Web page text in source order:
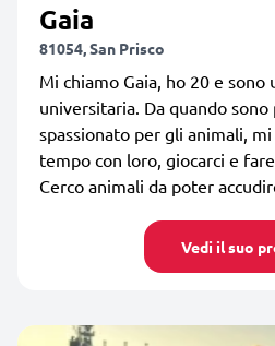
Gaia
81054, San Prisco
Mi chiamo Gaia, ho 20 e sono
universitaria. Da quando
spassionato per gli animali,
tempo con loro, giocarci e
Cerco animali da poter
Vedi il suo